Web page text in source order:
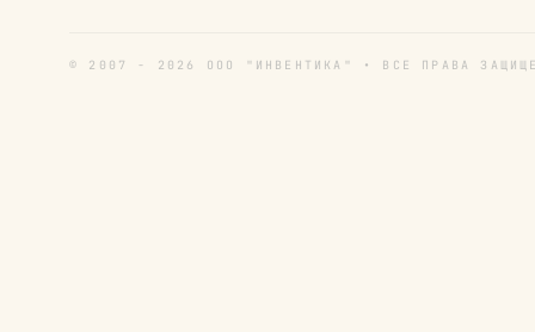
© 2007 - 2026 ООО "ИНВЕНТИКА" • ВСЕ ПРАВА